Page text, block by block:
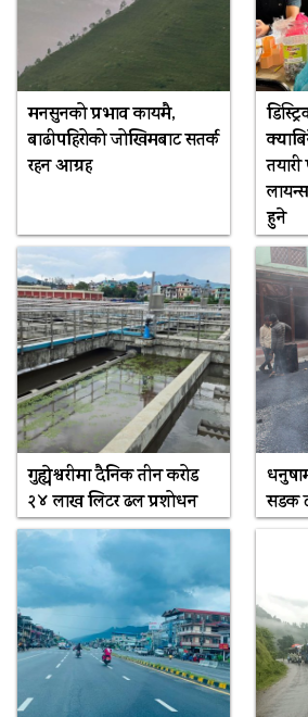
मनसुनको प्रभाव कायमै,
बाढीपहिरोको जोखिमबाट सतर्क
रहन आग्रह
हुने
गुह्येश्वरीमा दैनिक तीन करोड
२४ लाख लिटर ढल प्रशोधन
सडक